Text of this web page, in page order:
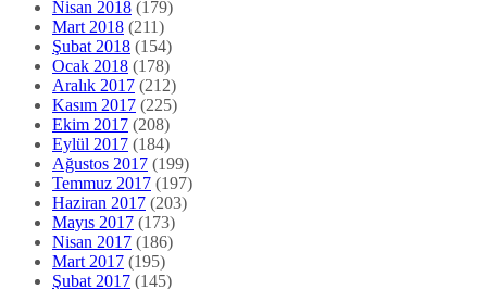
Nisan 2018 (179)
Mart 2018 (211)
Şubat 2018 (154)
Ocak 2018 (178)
Aralık 2017 (212)
Kasım 2017 (225)
Ekim 2017 (208)
Eylül 2017 (184)
Ağustos 2017 (199)
Temmuz 2017 (197)
Haziran 2017 (203)
Mayıs 2017 (173)
Nisan 2017 (186)
Mart 2017 (195)
Şubat 2017 (145)